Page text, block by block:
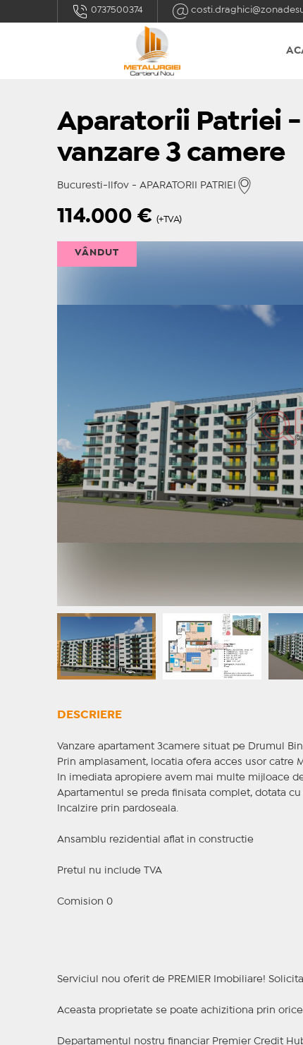
0737500374
Aparatorii Patriei
vanzare 3 camere
Bucuresti-Ilfov - APARATORII PATRIEI
114.000 € (+TVA)
VÂNDUT
DESCRIERE
Vanzare apartament 3camere situat pe Drumul
Prin amplasament, locatia ofera acces usor catre
In imediata apropiere avem mai multe mijloace
Apartamentul se preda finisata complet, dotata
Incalzire prin pardoseala.
Ansamblu rezidential aflat in constructie
Pretul nu include TVA
Comision 0
Serviciul nou oferit de PREMIER Imobiliare!
Aceasta proprietate se poate achizitiona prin
Departamentul nostru financiar Premier Credit